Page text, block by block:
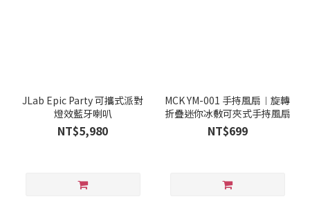
JLab Epic Party 可攜式派對
燈效藍牙喇叭
NT$5,980
MCK YM-001 手持風扇︱旋轉
折疊迷你冰敷可夾式手持風扇
NT$699